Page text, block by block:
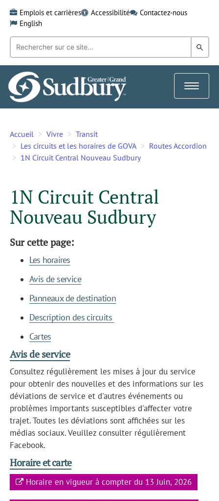
content
Emplois et carrières Accessibilité
Contactez-nous
English
Recherche
mot-
clé:
dans
Toggle
Accueil Vivre
Transit
Les circuits et les horaires de GOVA
Routes Accordion
1N Circuit Central Nouveau Sudbury
1N Circuit Central
Nouveau Sudbury
Sur cette page:
Les horaires
Avis de service
Panneaux de destination
Description des circuits
Cartes
Avis de service
Consultez régulièrement les mises à jour du service
pour obtenir des nouvelles et des informations sur les
déviations de service et d'autres événements ou
problèmes importants susceptibles d'affecter votre
trajet. Toutes les déviations sont affichées sur les
médias sociaux. Veuillez consulter régulièrement
Facebook.
Horaire et carte
Horaire en vigueur à compter du 13 Juin, 2026